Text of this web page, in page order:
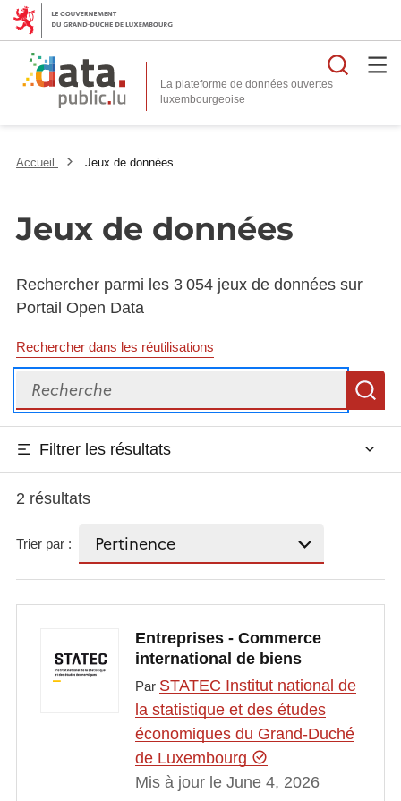
La plateforme de données ouvertes
Accueil Jeux de données
Jeux de données
Rechercher parmi les 3 054 jeux de données sur
Portail Open Data
Rechercher dans les réutilisations
Recherche
Filtrer les résultats
2 résultats
Trier par :
Entreprises - Commerce
international de biens
Par STATEC Institut national de
la statistique et des études
économiques du Grand-Duché
de Luxembourg
Mis à jour le June 4, 2026